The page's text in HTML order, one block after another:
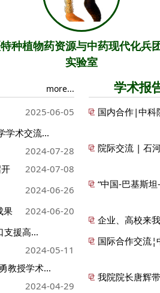
种植物药资源与中药现代化兵
实验室
more...
2025-06-05
学术交流...
2024-07-28
2024-07-08
2024-06-26
果
2024-06-20
支援高...
2024-05-11
教授学术...
2024-04-29
学术报
国内合作|中科
院际交流 | 石
“中国-巴基斯
企业、高校来
国际合作交流
我院院长唐辉